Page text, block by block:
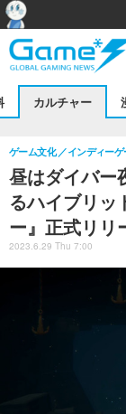
カルチャー
昼はダイバー
るハイブリッ
ー』正式リリ
ゲーム文化 インディーゲ
2023.6.29 Thu 7:00